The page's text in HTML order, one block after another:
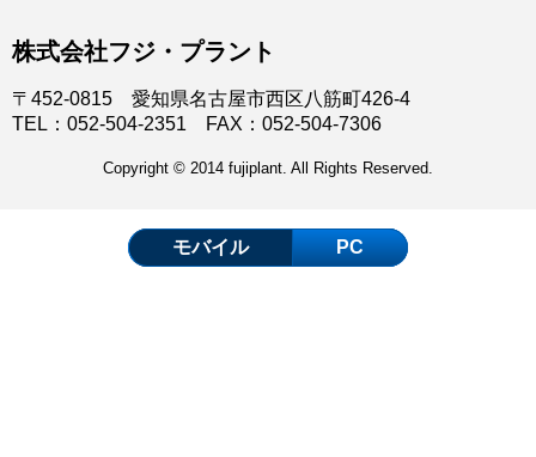
株式会社フジ・プラント
〒452-0815 愛知県名古屋市西区八筋町426-4
TEL：052-504-2351 FAX：052-504-7306
Copyright © 2014 fujiplant. All Rights Reserved.
モバイル PC